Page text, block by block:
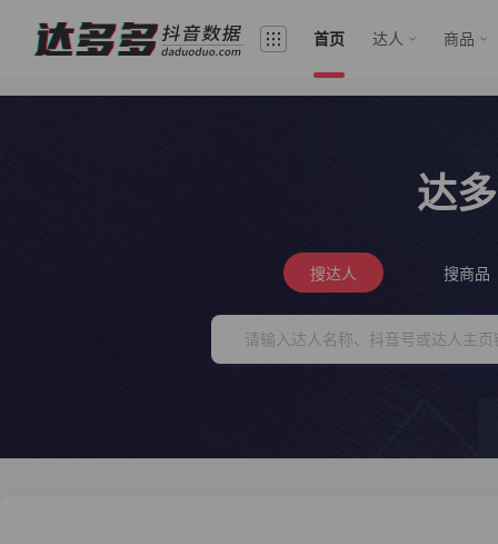
首页 达人 商品
达
搜达人 搜商品